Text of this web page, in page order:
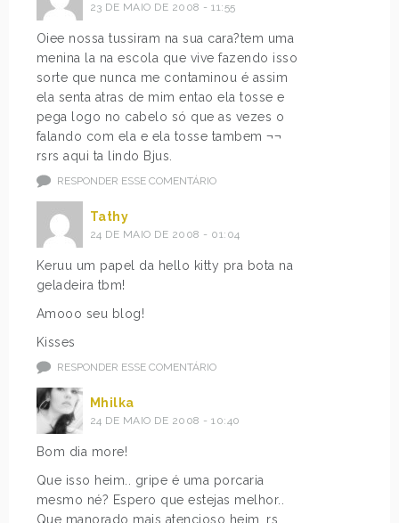
23 DE MAIO DE 2008 - 11:55
Oiee nossa tussiram na sua cara?tem uma
menina la na escola que vive fazendo isso
sorte que nunca me contaminou é assim
ela senta atras de mim entao ela tosse e
pega logo no cabelo só que as vezes o
falando com ela e ela tosse tambem ¬¬
rsrs aqui ta lindo Bjus.
RESPONDER ESSE COMENTÁRIO
Tathy
24 DE MAIO DE 2008 - 01:04
Keruu um papel da hello kitty pra bota na
geladeira tbm!
Amooo seu blog!
Kisses
RESPONDER ESSE COMENTÁRIO
Mhilka
24 DE MAIO DE 2008 - 10:40
Bom dia more!
Que isso heim.. gripe é uma porcaria
mesmo né? Espero que estejas melhor..
Que manorado mais atencioso heim…rs